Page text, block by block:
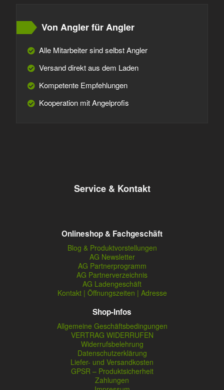
Von Angler für Angler
Alle Mitarbeiter sind selbst Angler
Versand direkt aus dem Laden
Kompetente Empfehlungen
Kooperation mit Angelprofis
Service & Kontakt
Onlineshop & Fachgeschäft
Blog & Produktvorstellungen
AG Newsletter
AG Partnerprogramm
AG Partnerverzeichnis
AG Ladengeschäft
Kontakt | Öffnungszeiten | Adresse
Shop-Infos
Allgemeine Geschäftsbedingungen
VERTRAG WIDERRUFEN
Widerrufsbelehrung
Datenschutzerklärung
Liefer- und Versandkosten
GPSR – Produktsicherheit
Zahlungen